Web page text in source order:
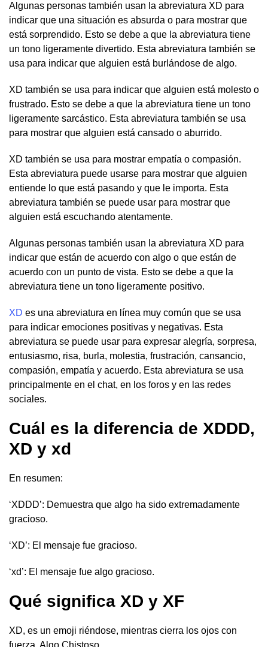
Algunas personas también usan la abreviatura XD para
indicar que una situación es absurda o para mostrar que
está sorprendido. Esto se debe a que la abreviatura tiene
un tono ligeramente divertido. Esta abreviatura también se
usa para indicar que alguien está burlándose de algo.
XD también se usa para indicar que alguien está molesto o
frustrado. Esto se debe a que la abreviatura tiene un tono
ligeramente sarcástico. Esta abreviatura también se usa
para mostrar que alguien está cansado o aburrido.
XD también se usa para mostrar empatía o compasión.
Esta abreviatura puede usarse para mostrar que alguien
entiende lo que está pasando y que le importa. Esta
abreviatura también se puede usar para mostrar que
alguien está escuchando atentamente.
Algunas personas también usan la abreviatura XD para
indicar que están de acuerdo con algo o que están de
acuerdo con un punto de vista. Esto se debe a que la
abreviatura tiene un tono ligeramente positivo.
XD es una abreviatura en línea muy común que se usa
para indicar emociones positivas y negativas. Esta
abreviatura se puede usar para expresar alegría, sorpresa,
entusiasmo, risa, burla, molestia, frustración, cansancio,
compasión, empatía y acuerdo. Esta abreviatura se usa
principalmente en el chat, en los foros y en las redes
sociales.
Cuál es la diferencia de XDDD,
XD y xd
En resumen:
‘XDDD’: Demuestra que algo ha sido extremadamente
gracioso.
‘XD’: El mensaje fue gracioso.
‘xd’: El mensaje fue algo gracioso.
Qué significa XD y XF
XD, es un emoji riéndose, mientras cierra los ojos con